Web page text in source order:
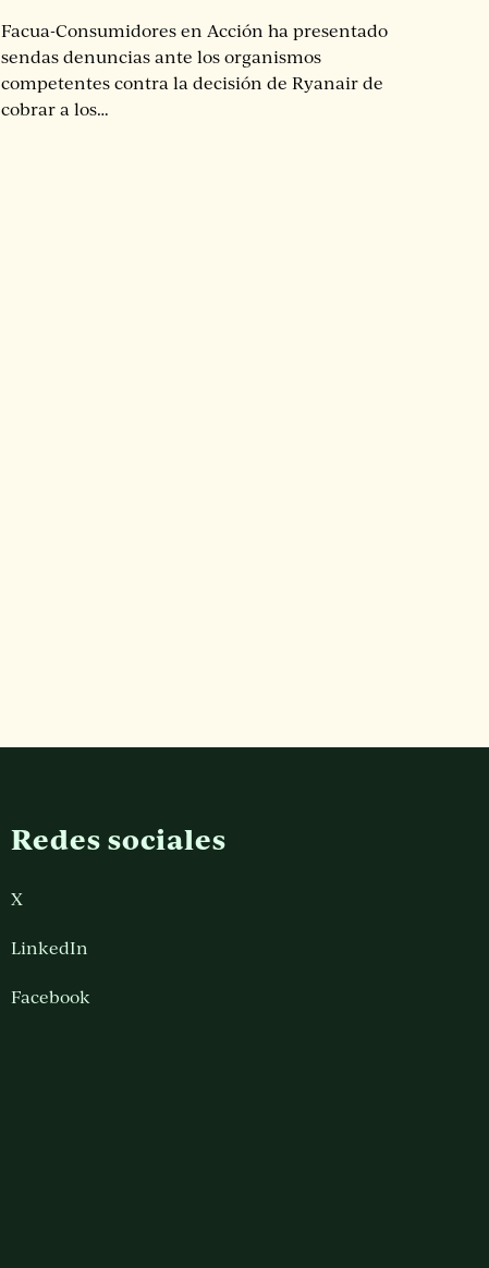
Facua-Consumidores en Acción ha presentado
sendas denuncias ante los organismos
competentes contra la decisión de Ryanair de
cobrar a los…
Redes sociales
X
LinkedIn
Facebook